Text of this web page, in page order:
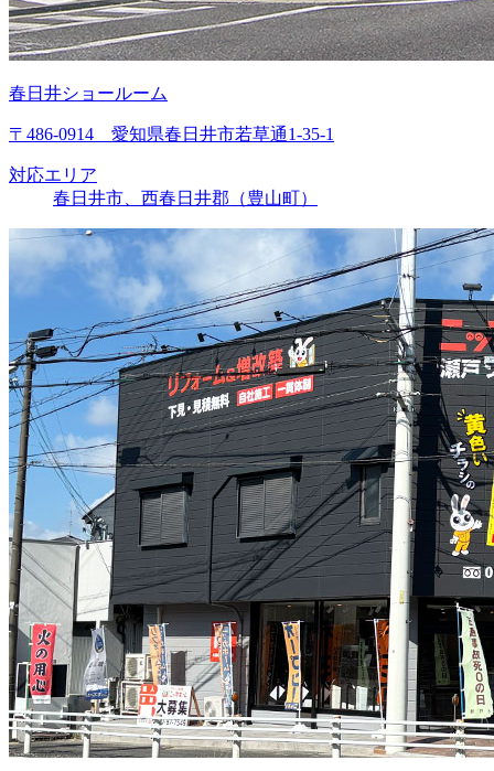
春日井ショールーム
〒486-0914 愛知県春日井市若草通1-35-1
対応エリア
春日井市、西春日井郡（豊山町）